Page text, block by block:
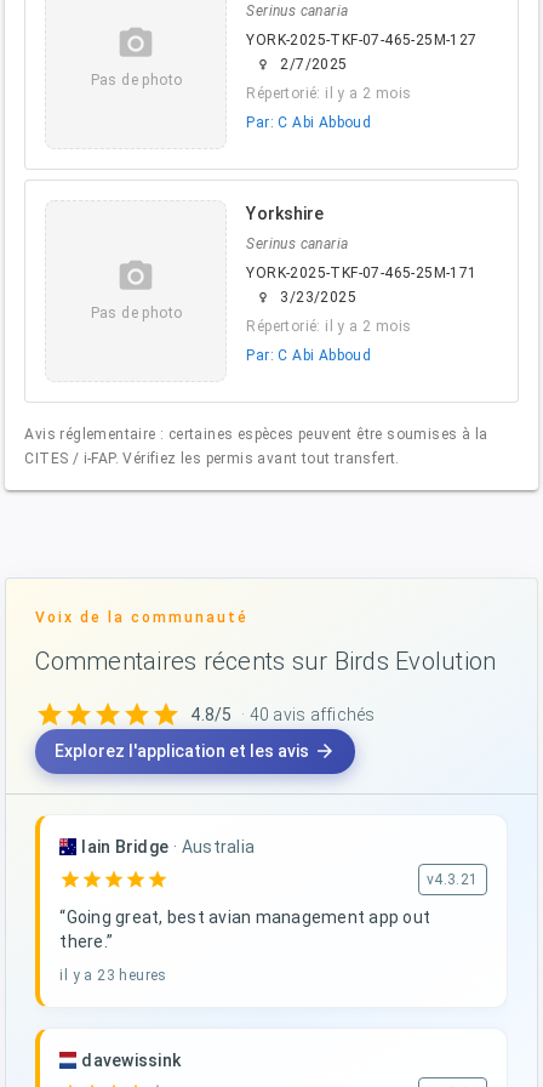
camera_alt
Pas de photo
Serinus canaria
YORK-2025-TKF-07-465-25M-127
female
2/7/2025
Répertorié: il y a 2 mois
Par: C Abi Abboud
camera_alt
Pas de photo
Yorkshire
Serinus canaria
YORK-2025-TKF-07-465-25M-171
female
3/23/2025
Répertorié: il y a 2 mois
Par: C Abi Abboud
Avis réglementaire : certaines espèces peuvent être soumises à la
CITES / i-FAP. Vérifiez les permis avant tout transfert.
Voix de la communauté
Commentaires récents sur Birds Evolution
starstarstarstarstar 4.8/5
· 40 avis affichés
Explorez l'application et les avis arrow_forward
Iain Bridge · Australia
star star star star star v4.3.21
“Going great, best avian management app out
there.”
il y a 23 heures
davewissink